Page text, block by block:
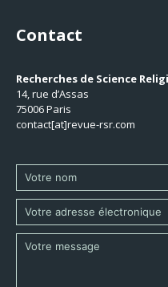
Contact
Recherches de Science
14, rue d’Assas
75006 Paris
contact[at]revue-rsr.com